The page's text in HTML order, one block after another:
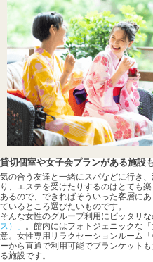
貸切個室や女子会プランがある施設
気の合う友達と一緒にスパなどに行き
り、エステを受けたりするのはとても
あるので、できればそういった客層に
ているところ選びたいものです。
そんな女性のグループ利用にピッタリ
ス）」 。館内にはフォトジェニックな
意。女性専用リラクセーションルーム
ーから直通で利用可能でブランケット
る施設です。